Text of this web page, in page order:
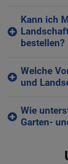
Kann ich
bestellen?
Welche
und
Wie
Garten-